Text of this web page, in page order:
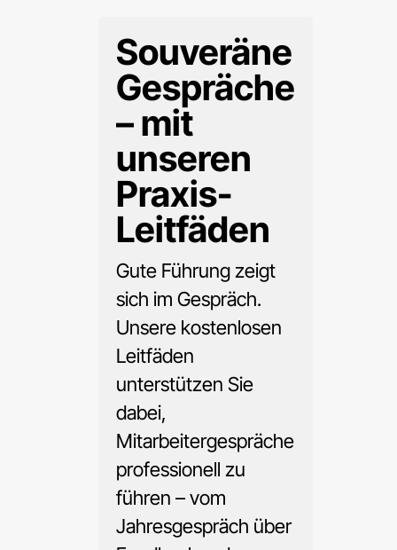
Souveräne
Gespräche
– mit
unseren
Praxis-
Leitfäden
Gute Führung zeigt
sich im Gespräch.
Unsere kostenlosen
Leitfäden
unterstützen Sie
dabei,
Mitarbeitergespräche
professionell zu
führen – vom
Jahresgespräch über